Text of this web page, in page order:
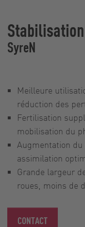
SyreN
Meilleure
réduction des
Fertilisation
mobilisation du
Augmentation
assimilation
Grande largeur
roues, moins de
CONTACT